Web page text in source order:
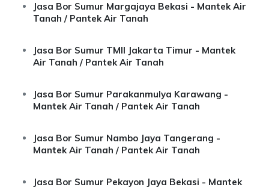
Jasa Bor Sumur Margajaya Bekasi - Mantek Air
Tanah / Pantek Air Tanah
Jasa Bor Sumur TMII Jakarta Timur - Mantek
Air Tanah / Pantek Air Tanah
Jasa Bor Sumur Parakanmulya Karawang -
Mantek Air Tanah / Pantek Air Tanah
Jasa Bor Sumur Nambo Jaya Tangerang -
Mantek Air Tanah / Pantek Air Tanah
Jasa Bor Sumur Pekayon Jaya Bekasi - Mantek